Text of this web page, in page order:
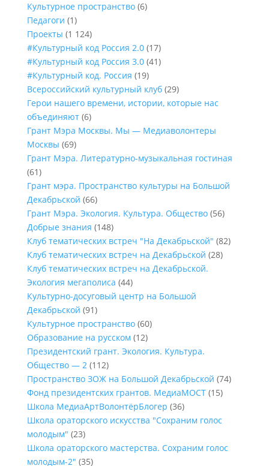
Культурное пространство(6)
Педагоги (1)
Проекты (1 124)
#Культурный код Россия 2.0(17)
#Культурный код Россия 3.0(41)
#Культурный код. Россия (19)
Всероссийский культурный клуб(29)
Герои нашего времени, истории, которые нас
объединяют(6)
Грант Мэра Москвы. Мы — Медиаволонтеры
Москвы (69)
Грант Мэра. Литературно-музыкальная гостиная
(61)
Грант мэра. Пространство культуры на Большой
Декабрьской (66)
Грант Мэра. Экология. Культура. Общество(56)
Добрые знания (148)
Клуб тематических встреч "На Декабрьской" (82)
Клуб тематических встреч на Декабрьской (28)
Клуб тематических встреч на Декабрьской.
Экология мегаполиса (44)
Культурно-досуговый центр на Большой
Декабрьской (91)
Культурное пространство(60)
Образование на русском (12)
Президентский грант. Экология. Культура.
Общество — 2(112)
Пространство ЗОЖ на Большой Декабрьской (74)
Фонд президентских грантов. МедиаМОСТ(15)
Школа МедиаАртВолонтёрБлогер (36)
Школа ораторского искусства "Сохраним голос
молодым" (23)
Школа ораторского мастерства. Сохраним голос
молодым-2" (35)